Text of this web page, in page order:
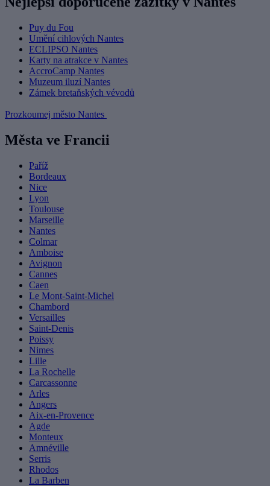
Puy du Fou
Umění cihlových Nantes
ECLIPSO Nantes
Karty na atrakce v Nantes
AccroCamp Nantes
Muzeum iluzí Nantes
Zámek bretaňských vévodů
Prozkoumej město Nantes
Města ve Francii
Paříž
Bordeaux
Nice
Lyon
Toulouse
Marseille
Nantes
Colmar
Amboise
Avignon
Cannes
Caen
Le Mont-Saint-Michel
Chambord
Versailles
Saint-Denis
Poissy
Nimes
Lille
La Rochelle
Carcassonne
Arles
Angers
Aix-en-Provence
Agde
Monteux
Amnéville
Serris
Rhodos
La Barben